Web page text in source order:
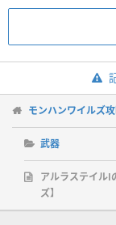
モンハンワイルズ
武器
アルラステイル
ズ】